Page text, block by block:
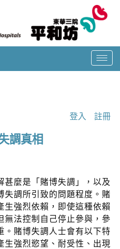
T
o
e
g
a
t
i
o
n
登入 註冊
調真相
甚麼是「賭博失調」，以及
失調所引致的問題程度。賭
生強烈依賴，即使這種依賴
無法控制自己停止參與，參
。賭博失調人士會有以下特
生強烈慾望、耐受性、出現